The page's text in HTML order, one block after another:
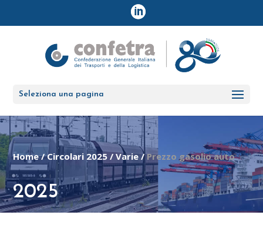
Seleziona una pagina
Home/Circolari 2025 /Varie/Prezzo gasolio auto
2025